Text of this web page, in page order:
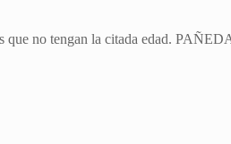
que no tengan la citada edad.